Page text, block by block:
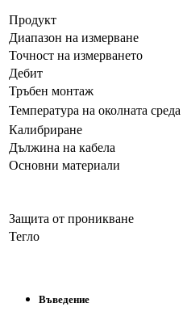
Продукт
Диапазон на измерване
Точност на измерването
Дебит
Тръбен монтаж
Температура на околната среда
Калибриране
Дължина на кабела
Основни материали
Защита от проникване
Тегло
Въведение